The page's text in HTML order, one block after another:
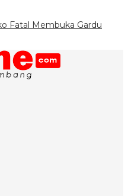
Fatal Membuka Gardu